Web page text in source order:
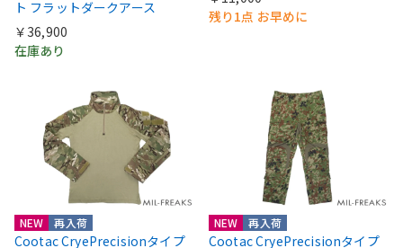
ト フラットダークアース
￥36,900
在庫あり
残り1点 お早めに
NEW 再入荷
Cootac CryePrecisionタイプ
NEW 再入荷
Cootac CryePrecisionタイプ